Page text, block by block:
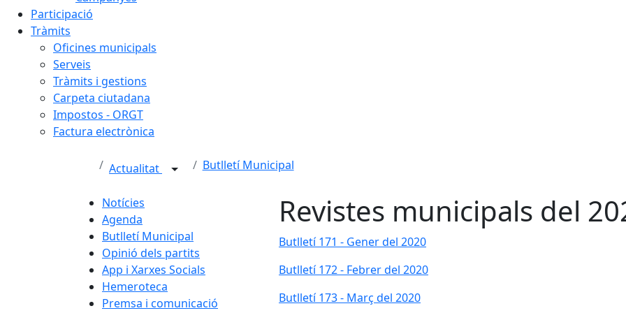
Participació
Tràmits
Oficines municipals
Serveis
Tràmits i gestions
Carpeta ciutadana
Impostos - ORGT
Factura electrònica
Actualitat Butlletí Municipal
Notícies
Agenda
Butlletí Municipal
Opinió dels partits
App i Xarxes Socials
Hemeroteca
Premsa i comunicació
Revistes municipals del
Butlletí 171 - Gener del 2020
Butlletí 172 - Febrer del 2020
Butlletí 173 - Març del 2020